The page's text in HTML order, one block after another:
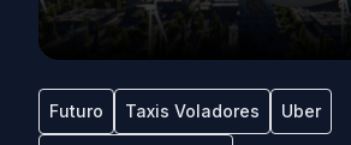
Futuro Taxis Voladores Uber